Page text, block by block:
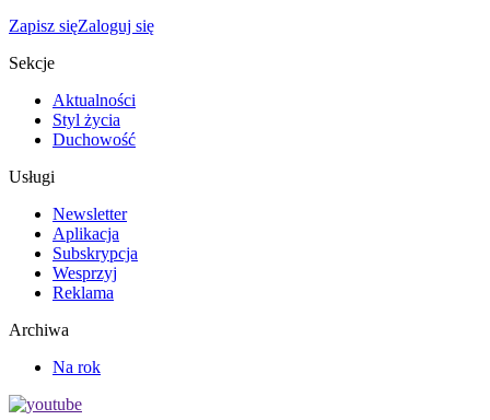
Zapisz sięZaloguj się
Sekcje
Aktualności
Styl życia
Duchowość
Usługi
Newsletter
Aplikacja
Subskrypcja
Wesprzyj
Reklama
Archiwa
Na rok